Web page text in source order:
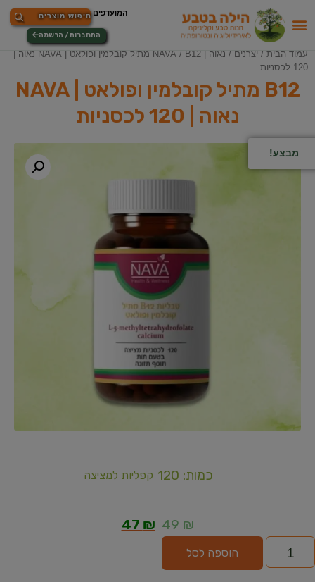
התחברות / הרשמה
עמוד הבית / יצרנים / נאוה | NAVA
/ B12 מתיל קובלמין ופולאט | NAVA נאוה |
120 לכסניות
B12 מתיל קובלמין ופולאט | NAVA
נאוה | 120 לכסניות
מבצע!
כמות: 120 קפליות למציצה
49 ₪
47 ₪
הוספה לסל